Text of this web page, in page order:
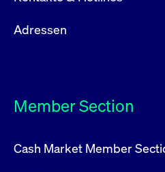
Adressen
Member Section
Cash Market Member